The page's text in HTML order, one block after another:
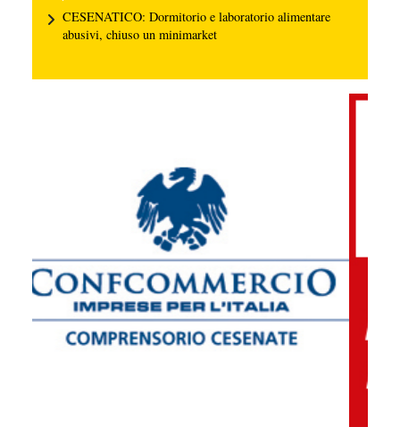
CESENATICO: Dormitorio e laboratorio alimentare
abusivi, chiuso un minimarket